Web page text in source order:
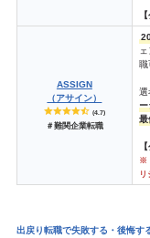
ASSIGN
（アサイン）
(4.7)
＃難関企業転職
職
選
最
※
出戻り転職で失敗する・後悔す